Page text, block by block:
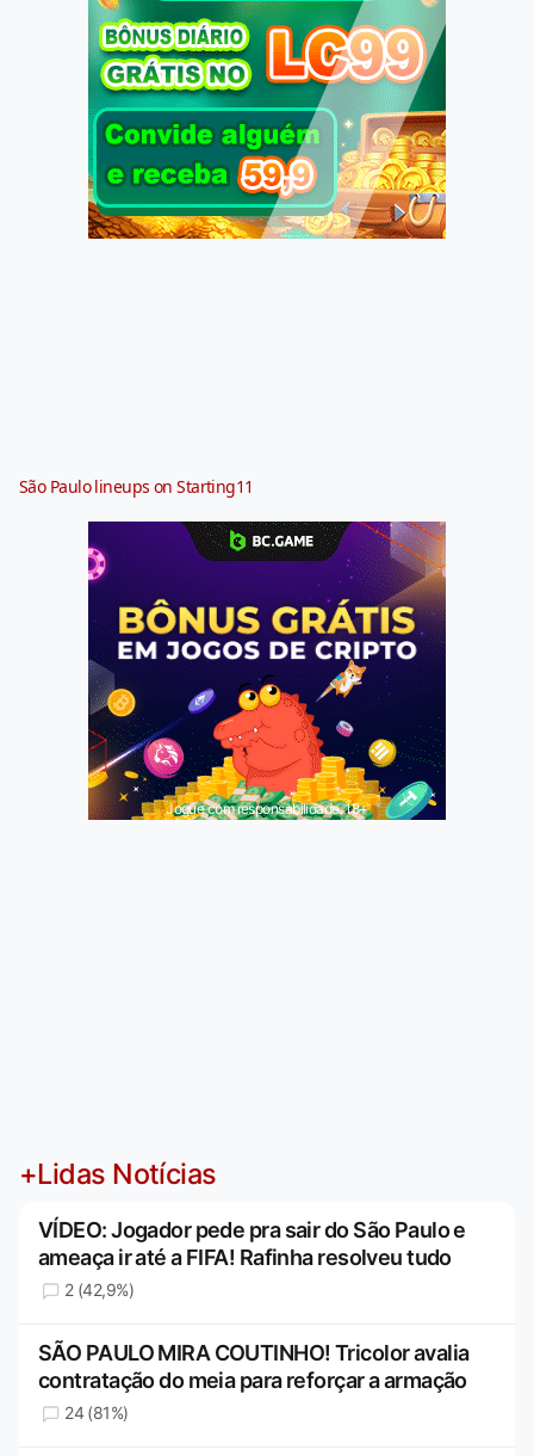
São Paulo lineups on Starting11
Jogue com responsabilidade. 18+
+Lidas Notícias
VÍDEO: Jogador pede pra sair do São Paulo e
ameaça ir até a FIFA! Rafinha resolveu tudo
2 (42,9%)
SÃO PAULO MIRA COUTINHO! Tricolor avalia
contratação do meia para reforçar a armação
24 (81%)